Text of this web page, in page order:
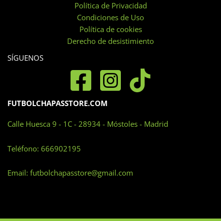
de
Política de Privacidad
Condiciones de Uso
Política de cookies
Derecho de desistimiento
SÍGUENOS
FUTBOLCHAPASSTORE.COM
Calle Huesca 9 - 1C - 28934 - Móstoles - Madrid
Teléfono: 666902195
Email: futbolchapasstore@gmail.com